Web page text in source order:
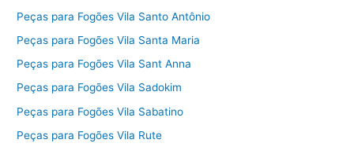
Peças para Fogões Vila Santo Antônio
Peças para Fogões Vila Santa Maria
Peças para Fogões Vila Sant Anna
Peças para Fogões Vila Sadokim
Peças para Fogões Vila Sabatino
Peças para Fogões Vila Rute